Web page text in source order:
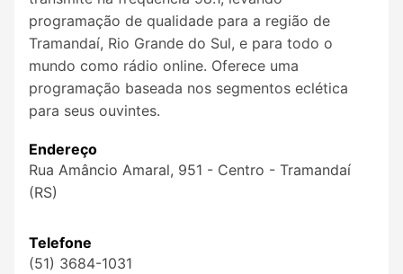
programação de qualidade para a região de
Tramandaí, Rio Grande do Sul, e para todo o
mundo como rádio online. Oferece uma
programação baseada nos segmentos eclética
para seus ouvintes.
Endereço
Rua Amâncio Amaral, 951 - Centro - Tramandaí
(RS)
Telefone
(51) 3684-1031